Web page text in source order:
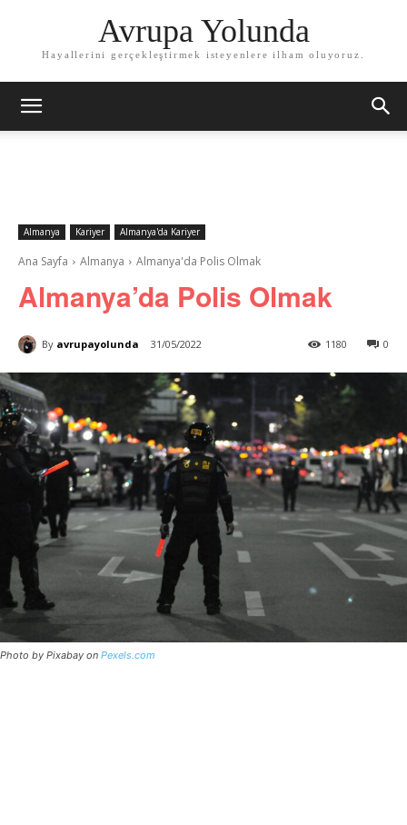
Avrupa Yolunda
Hayallerini gerçekleştirmek isteyenlere ilham oluyoruz.
Almanya Kariyer Almanya'da Kariyer
Ana Sayfa Almanya Almanya'da Polis Olmak
Almanya’da Polis Olmak
By avrupayolunda 31/05/2022 0
1180
Photo by Pixabay on Pexels.com